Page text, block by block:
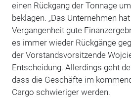
einen Rückgang der Tonnage
beklagen. „Das Unternehmen
Vergangenheit gute
es immer wieder Rückgänge
der Vorstandsvorsitzende
Entscheidung. Allerdings geht
dass die Geschäfte im
Cargo schwieriger werden.